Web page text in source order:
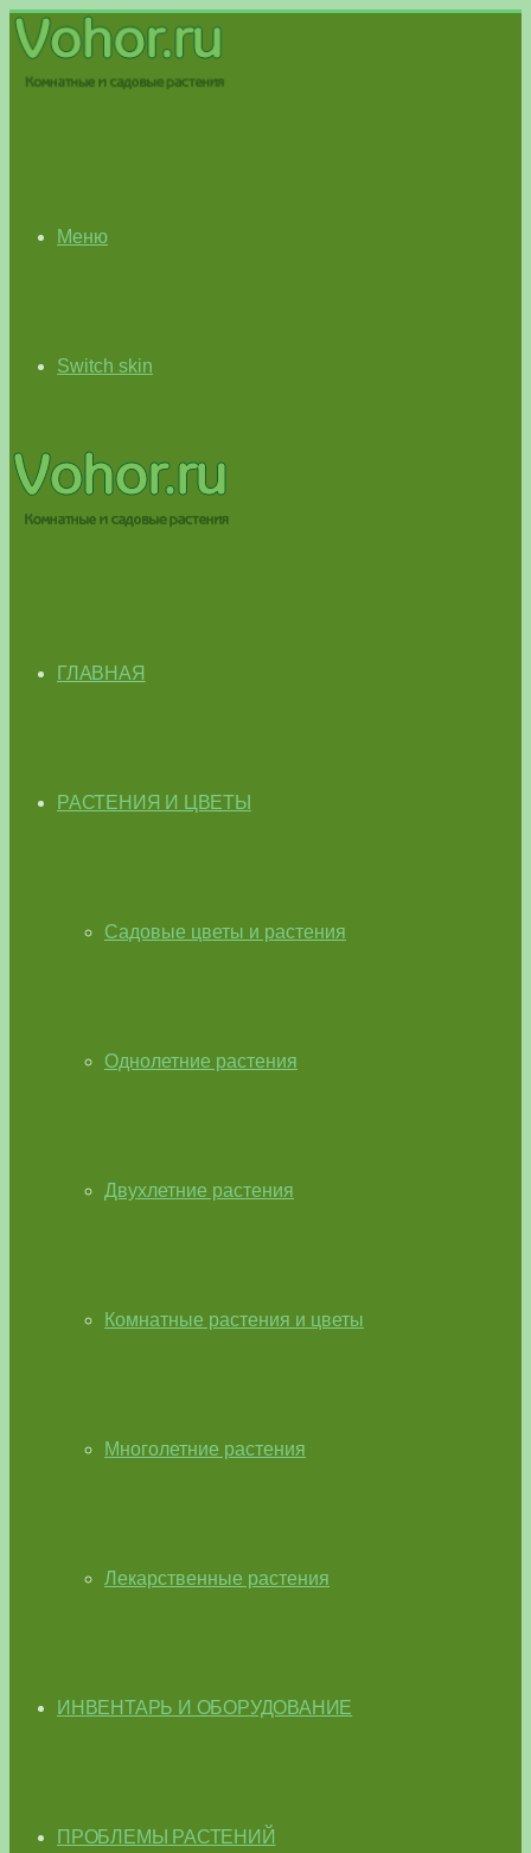
Меню
Switch skin
ГЛАВНАЯ
РАСТЕНИЯ И ЦВЕТЫ
Садовые цветы и растения
Однолетние растения
Двухлетние растения
Комнатные растения и цветы
Многолетние растения
Лекарственные растения
ИНВЕНТАРЬ И ОБОРУДОВАНИЕ
ПРОБЛЕМЫ РАСТЕНИЙ